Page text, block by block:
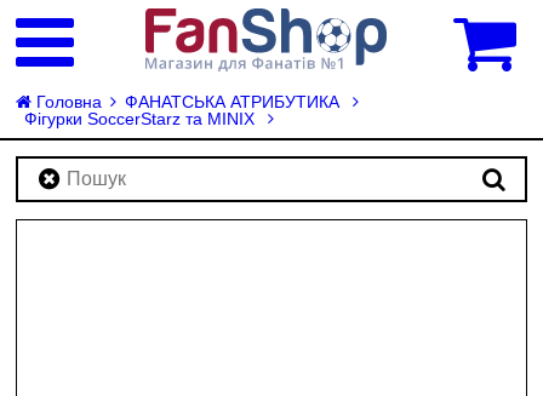
Головна
ФАНАТСЬКА АТРИБУТИКА
Фігурки SoccerStarz та MINIX